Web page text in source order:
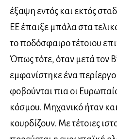
έξαψη εντός και εκτός
ΕΕ έπαιξε μπάλα στα
το ποδόσφαιρο τέτοιου
Όπως τότε, όταν μετά τον
εμφανίστηκε ένα περίεργο
φοβούνται πια οι
κόσμου. Μηχανικό ήταν
κουρδίζουν. Με τέτοιες